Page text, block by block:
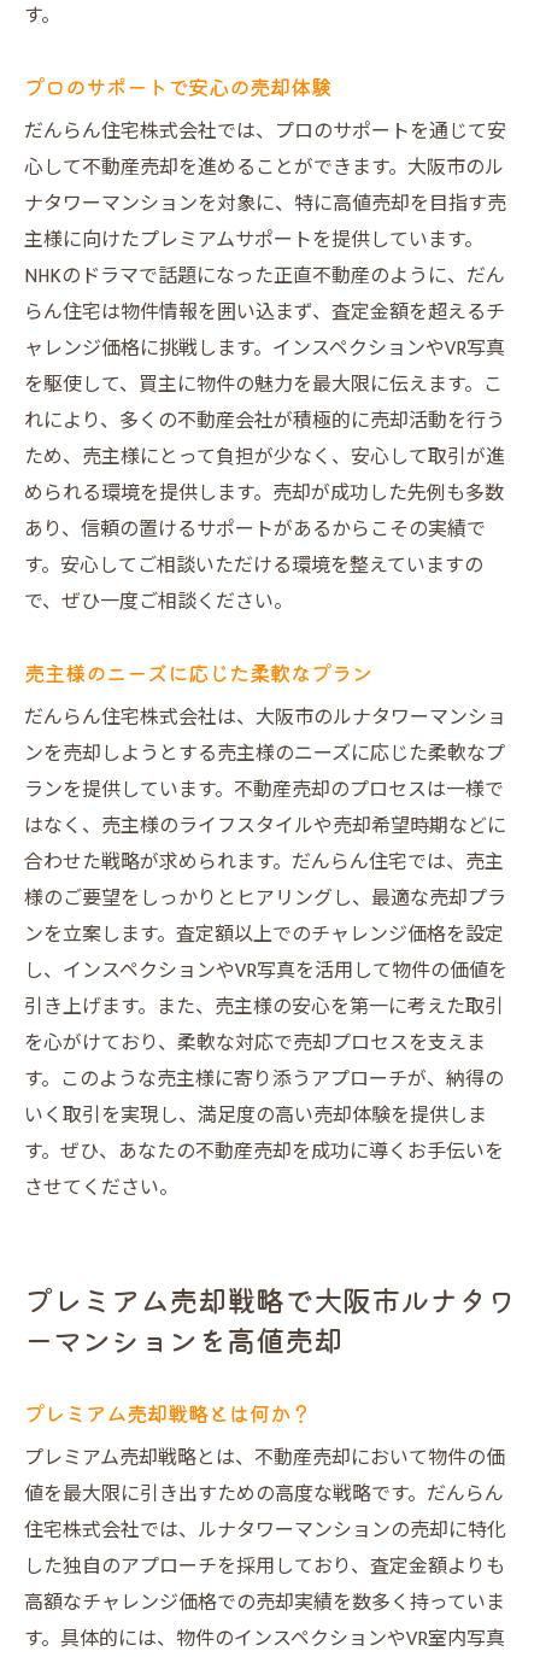
市場調査に基づく戦略立案
成功に導く綿密なリサーチ
顧客満足度を上げる調査の重要性
す。
プロのサポートで安心の売却体験
だんらん住宅株式会社では、プロのサポートを通じて安
心して不動産売却を進めることができます。大阪市のル
ナタワーマンションを対象に、特に高値売却を目指す売
主様に向けたプレミアムサポートを提供しています。
NHKのドラマで話題になった正直不動産のように、だん
らん住宅は物件情報を囲い込まず、査定金額を超えるチ
ャレンジ価格に挑戦します。インスペクションやVR写真
を駆使して、買主に物件の魅力を最大限に伝えます。こ
れにより、多くの不動産会社が積極的に売却活動を行う
ため、売主様にとって負担が少なく、安心して取引が進
められる環境を提供します。売却が成功した先例も多数
あり、信頼の置けるサポートがあるからこその実績で
す。安心してご相談いただける環境を整えていますの
で、ぜひ一度ご相談ください。
売主様のニーズに応じた柔軟なプラン
だんらん住宅株式会社は、大阪市のルナタワーマンショ
ンを売却しようとする売主様のニーズに応じた柔軟なプ
ランを提供しています。不動産売却のプロセスは一様で
はなく、売主様のライフスタイルや売却希望時期などに
合わせた戦略が求められます。だんらん住宅では、売主
様のご要望をしっかりとヒアリングし、最適な売却プラ
ンを立案します。査定額以上でのチャレンジ価格を設定
し、インスペクションやVR写真を活用して物件の価値を
引き上げます。また、売主様の安心を第一に考えた取引
を心がけており、柔軟な対応で売却プロセスを支えま
す。このような売主様に寄り添うアプローチが、納得の
いく取引を実現し、満足度の高い売却体験を提供しま
す。ぜひ、あなたの不動産売却を成功に導くお手伝いを
させてください。
プレミアム売却戦略で大阪市ルナタワ
ーマンションを高値売却
プレミアム売却戦略とは何か？
プレミアム売却戦略とは、不動産売却において物件の価
値を最大限に引き出すための高度な戦略です。だんらん
住宅株式会社では、ルナタワーマンションの売却に特化
した独自のアプローチを採用しており、査定金額よりも
高額なチャレンジ価格での売却実績を数多く持っていま
す。具体的には、物件のインスペクションやVR室内写真